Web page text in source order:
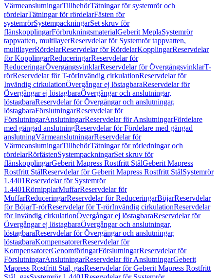
VärmeanslutningarTillbehörTätningar för systemrör och
rördelarTätningar för rördelarFästen för
systemrörSystempackningarSet skruv för
flänskopplingarFörbrukningsmaterialGeberit MeplaSystemrör
tappvatten, multilayerReservdelar för Systemrör tappvatten,
multilayerRördelarReservdelar för RördelarKopplingarReservdelar
för KopplingarReduceringarReservdelar för
ReduceringarÖvergångsvinklarReservdelar för ÖvergångsvinklarT-
rörReservdelar för T-rörInvändig cirkulationReservdelar för
Invändig cirkulationÖvergångar ej löstagbaraReservdelar för
Övergångar ej löstagbaraÖvergångar och anslutningar,
löstagbaraReservdelar för Övergångar och anslutningar,
löstagbaraFörslutningarReservdelar för
FörslutningarAnslutningarReservdelar för AnslutningarFördelare
med gängad anslutningReservdelar för Fördelare med gängad
anslutningVärmeanslutningarReservdelar för
VärmeanslutningarTillbehörTätningar för rörledningar och
rördelarRörfästenSystempackningarSet skruv för
flänskopplingarGeberit Mapress Rostfritt StålGeberit Mapress
Rostfritt StålReservdelar för Geberit Mapress Rostfritt StålSystemrör
1.4401Reservdelar för Systemrör
1.4401RörnipplarMuffarReservdelar för
MuffarReduceringarReservdelar för ReduceringarBöjarReservdelar
för BöjarT-rörReservdelar för T-rörInvändig cirkulationReservdelar
för Invändig cirkulationÖvergångar ej löstagbaraReservdelar för
Övergångar ej löstagbaraÖvergångar och anslutningar,
löstagbaraReservdelar för Övergångar och anslutningar,
löstagbaraKompensatorerReservdelar för
KompensatorerGenomföringarFörslutningarReservdelar för
FörslutningarAnslutningarReservdelar för AnslutningarGeberit
Mapress Rostfritt Stål, gasReservdelar för Geberit Mapress Rostfritt